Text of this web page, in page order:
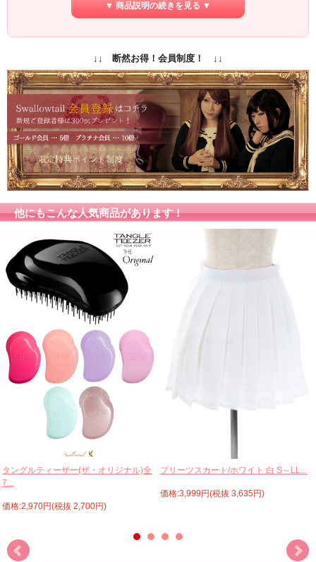
カバーネットに入れて出来るだけ太陽にあたらない暗いところ
てください。
初期保障／10日間の返品保障
付属品
専用ネット付
（ウィッグ着用時に地毛をまとめるネットです）
カラー
商品写真はできる限り実物の色に近づけるよう加工しておりま
すが、お客様がご使用するモニター設定や部屋の照明により実
際の商品とは色味が異なる場合があります。
色味が異なる等のクレーム、返品交換等はお受けできません。
予めご了承お願いします。
▼ 商品説明の続きを見る ▼
↓↓ 断然お得！会員制度！ ↓↓
他にもこんな人気商品があります！
タングルティーザー(ザ・オリジナル)全
7...
価格:2,970円(税抜 2,700円)
プリーツスカート/ホワイト 白 S～LL...
価格:3,999円(税抜 3,635円)